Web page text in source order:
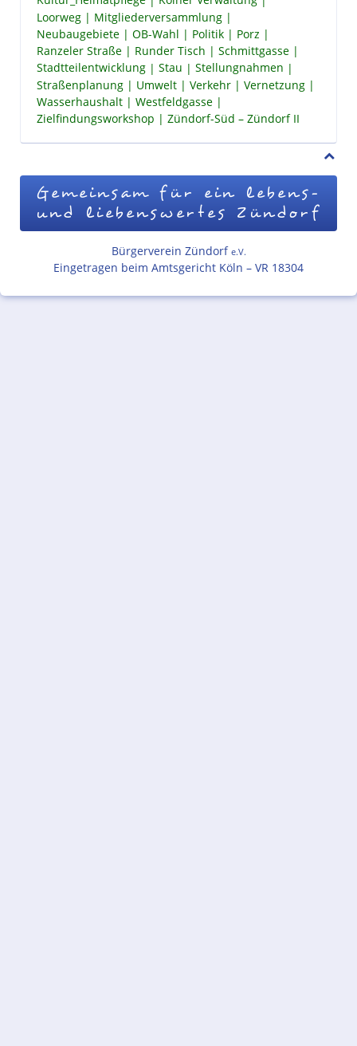
Loorweg
Mitgliederversammlung
Neubaugebiete
OB-Wahl Politik
Porz
Ranzeler Straße
Runder Tisch
Schmittgasse
Stadtteilentwicklung
Stau
Stellungnahmen
Straßenplanung
Umwelt Verkehr
Vernetzung
Wasserhaushalt
Westfeldgasse
Zielfindungsworkshop
Zündorf-Süd – Zündorf II
Gemeinsam für ein lebens-
und liebenswertes Zündorf
Bürgerverein Zündorf e.V.
Eingetragen beim Amtsgericht Köln – VR 18304